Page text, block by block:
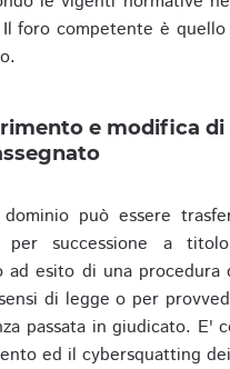
foro competente è
e modifica di
può essere
successione a
ad esito di una procedura
di legge o per
passata in giudicato. E'
ed il cybersquatting